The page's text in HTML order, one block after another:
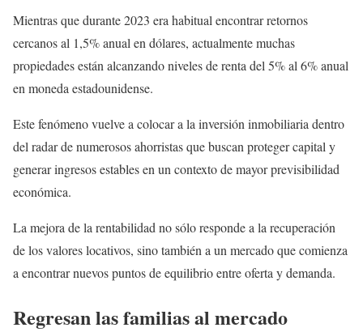
Mientras que durante 2023 era habitual encontrar retornos
cercanos al 1,5% anual en dólares, actualmente muchas
propiedades están alcanzando niveles de renta del 5% al 6% anual
en moneda estadounidense.
Este fenómeno vuelve a colocar a la inversión inmobiliaria dentro
del radar de numerosos ahorristas que buscan proteger capital y
generar ingresos estables en un contexto de mayor previsibilidad
económica.
La mejora de la rentabilidad no sólo responde a la recuperación
de los valores locativos, sino también a un mercado que comienza
a encontrar nuevos puntos de equilibrio entre oferta y demanda.
Regresan las familias al mercado